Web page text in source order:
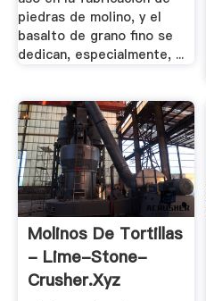
piedras de molino, y el
basalto de grano fino se
dedican, especialmente, ...
Molinos De Tortillas
- Lime-Stone-
Crusher.xyz